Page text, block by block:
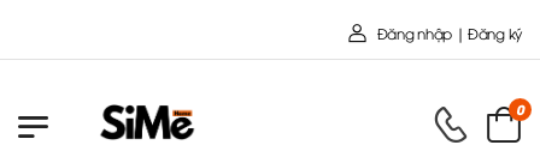
Chào mừng bạn đến với
Đăng nhập | Đăng ký
0